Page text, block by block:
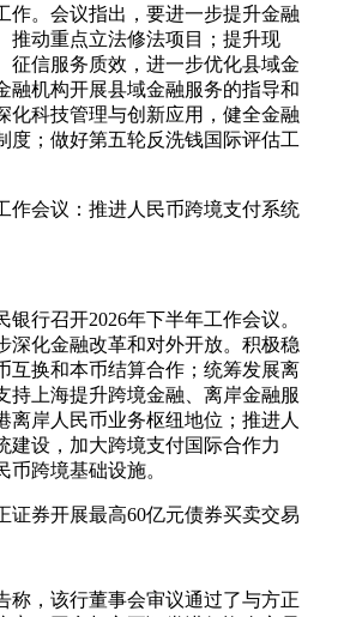
作。会议指出，要进一步提升金融
推动重点立法修法项目；提升现
征信服务质效，进一步优化县域金
融机构开展县域金融服务的指导和
化科技管理与创新应用，健全金融
度；做好第五轮反洗钱国际评估工
作会议：推进人民币跨境支付系统
银行召开2026年下半年工作会议。
深化金融改革和对外开放。积极稳
互换和本币结算合作；统筹发展离
持上海提升跨境金融、离岸金融服
离岸人民币业务枢纽地位；推进人
建设，加大跨境支付国际合作力
币跨境基础设施。
证券开展最高60亿元债券买卖交易
称，该行董事会审议通过了与方正